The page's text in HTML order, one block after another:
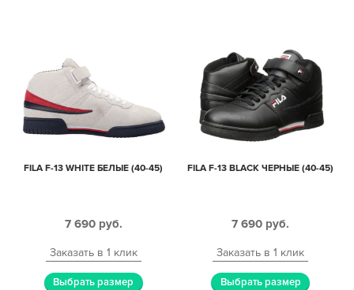
FILA F-13 WHITE БЕЛЫЕ (40-45)
7 690 руб.
Заказать в 1 клик
Выбрать размер
FILA F-13 BLACK ЧЕРНЫЕ (40-45)
7 690 руб.
Заказать в 1 клик
Выбрать размер